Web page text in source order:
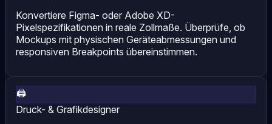
Konvertiere Figma- oder Adobe XD-
Pixelspezifikationen in reale Zollmaße. Überprüfe, ob
Mockups mit physischen Geräteabmessungen und
responsiven Breakpoints übereinstimmen.
🖨
Druck- & Grafikdesigner